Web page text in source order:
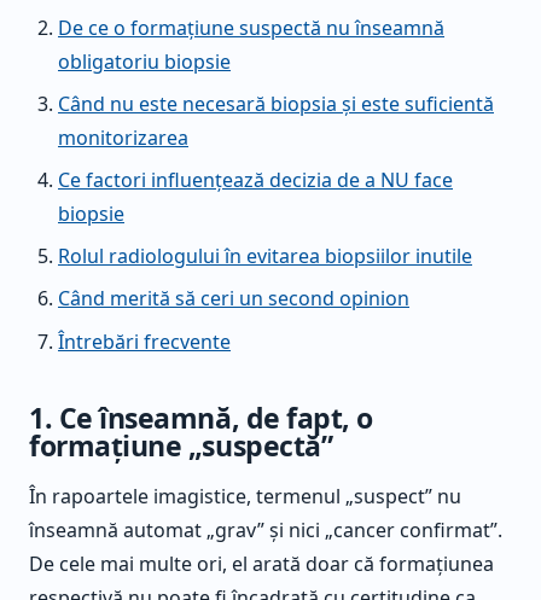
De ce o formațiune suspectă nu înseamnă
obligatoriu biopsie
Când nu este necesară biopsia și este suficientă
monitorizarea
Ce factori influențează decizia de a NU face
biopsie
Rolul radiologului în evitarea biopsiilor inutile
Când merită să ceri un second opinion
Întrebări frecvente
1. Ce înseamnă, de fapt, o
formațiune „suspectă”
În rapoartele imagistice, termenul „suspect” nu
înseamnă automat „grav” și nici „cancer confirmat”.
De cele mai multe ori, el arată doar că formațiunea